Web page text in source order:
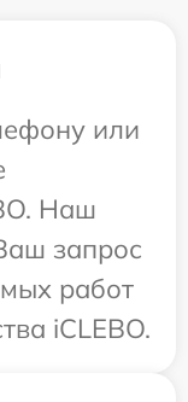
или
Наш
запрос
работ
iCLEBO.